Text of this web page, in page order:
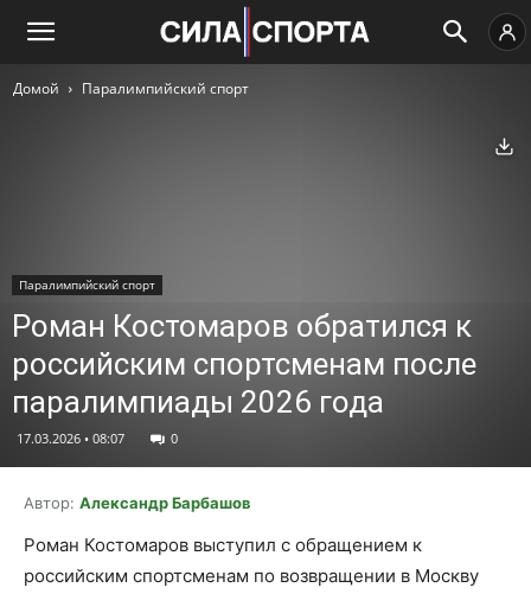
Домой Паралимпийский спорт
Паралимпийский спорт
Роман Костомаров обратился к
российским спортсменам после
паралимпиады 2026 года
17.03.2026 • 08:07 0
Автор: Александр Барбашов
Роман Костомаров выступил с обращением к
российским спортсменам по возвращении в Москву